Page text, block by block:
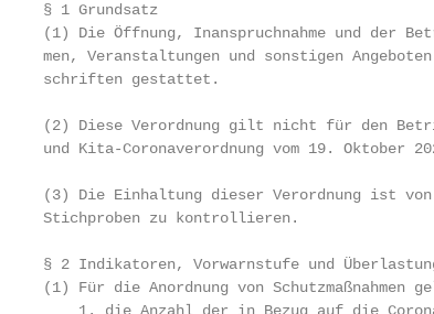
§ 1 Grundsatz
(1) Die Öffnung, Inanspruchnahme und der
men, Veranstaltungen und sonstigen
schriften gestattet.
(2) Diese Verordnung gilt nicht für den
und Kita-Coronaverordnung vom 19. Oktober
(3) Die Einhaltung dieser Verordnung ist von
Stichproben zu kontrollieren.
§ 2 Indikatoren, Vorwarnstufe und
(1) Für die Anordnung von Schutzmaßnahmen